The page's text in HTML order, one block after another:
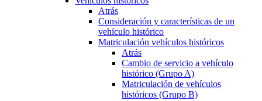
Atrás
Consideración y características de un
vehículo histórico
Matriculación vehículos históricos
Atrás
Cambio de servicio a vehículo
histórico (Grupo A)
Matriculación de vehículos
históricos (Grupo B)